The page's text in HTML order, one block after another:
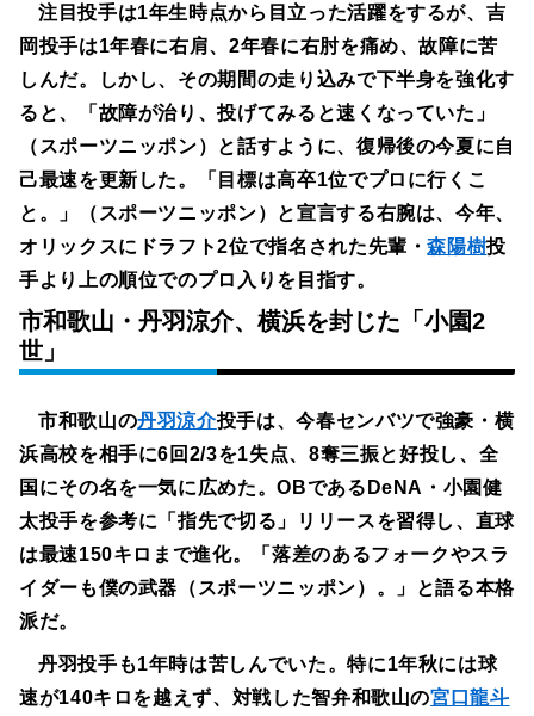
注目投手は1年生時点から目立った活躍をするが、吉
岡投手は1年春に右肩、2年春に右肘を痛め、故障に苦
しんだ。しかし、その期間の走り込みで下半身を強化す
ると、「故障が治り、投げてみると速くなっていた」
（スポーツニッポン）と話すように、復帰後の今夏に自
己最速を更新した。「目標は高卒1位でプロに行くこ
と。」（スポーツニッポン）と宣言する右腕は、今年、
オリックスにドラフト2位で指名された先輩・森陽樹投
手より上の順位でのプロ入りを目指す。
市和歌山・丹羽涼介、横浜を封じた「小園2
世」
市和歌山の丹羽涼介投手は、今春センバツで強豪・横
浜高校を相手に6回2/3を1失点、8奪三振と好投し、全
国にその名を一気に広めた。OBであるDeNA・小園健
太投手を参考に「指先で切る」リリースを習得し、直球
は最速150キロまで進化。「落差のあるフォークやスラ
イダーも僕の武器（スポーツニッポン）。」と語る本格
派だ。
丹羽投手も1年時は苦しんでいた。特に1年秋には球
速が140キロを越えず、対戦した智弁和歌山の宮口龍斗